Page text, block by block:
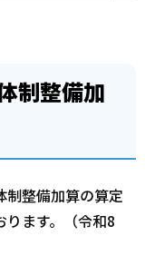
制整備加
制整備加算の算定
ます。（令和8